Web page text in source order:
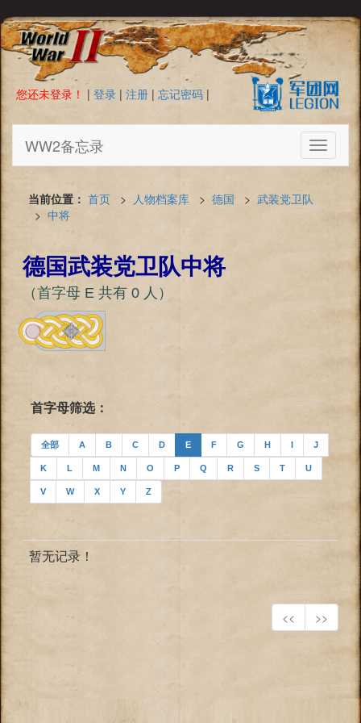
您还未登录！ | 登录 | 注册 | 忘记密码 |
Toggle
WW2备忘录
当前位置： 首页 > 人物档案库 > 德国 > 武装党卫队
> 中将
德国武装党卫队中将
（首字母 E 共有 0 人）
首字母筛选：
全部 A B C D E F G H I J
K L M N O P Q R S T U
V W X Y Z
暂无记录！
<< >>